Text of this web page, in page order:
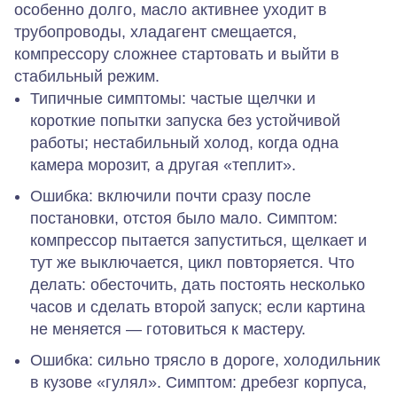
особенно долго, масло активнее уходит в
трубопроводы, хладагент смещается,
компрессору сложнее стартовать и выйти в
стабильный режим.
Типичные симптомы: частые щелчки и
короткие попытки запуска без устойчивой
работы; нестабильный холод, когда одна
камера морозит, а другая «теплит».
Ошибка: включили почти сразу после
постановки, отстоя было мало. Симптом:
компрессор пытается запуститься, щелкает и
тут же выключается, цикл повторяется. Что
делать: обесточить, дать постоять несколько
часов и сделать второй запуск; если картина
не меняется — готовиться к мастеру.
Ошибка: сильно трясло в дороге, холодильник
в кузове «гулял». Симптом: дребезг корпуса,